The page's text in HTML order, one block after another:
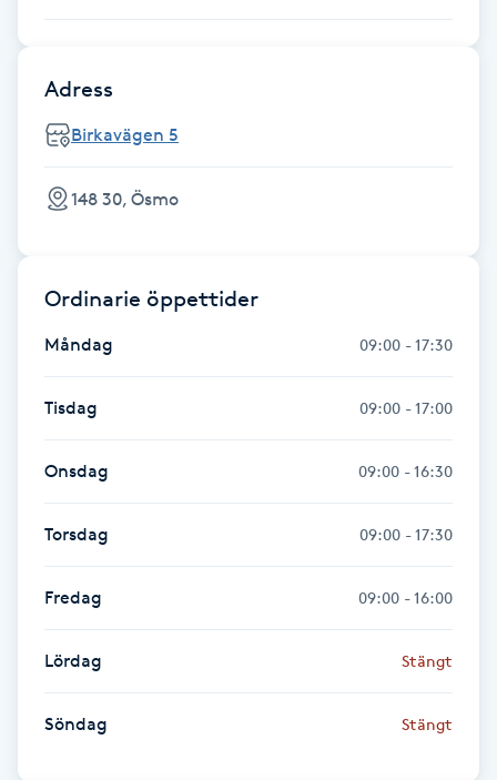
Gellack med förstärkning
Gravidmassage
Gravidyoga
Gua Sha-massage
Hatha Yoga
Headspa
Healing
Herrklippning
HIFU
Adress
Birkavägen 5
148 30, Ösmo
Ordinarie öppettider
Måndag 09:00 - 17:30
Tisdag 09:00 - 17:00
Onsdag 09:00 - 16:30
Torsdag 09:00 - 17:30
Fredag 09:00 - 16:00
Lördag Stängt
Söndag Stängt